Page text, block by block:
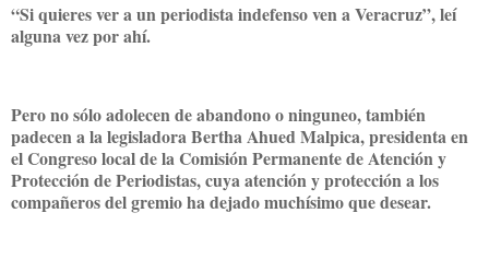
“Si quieres ver a un periodista indefenso ven a Veracruz”, leí
alguna vez por ahí.
Pero no sólo adolecen de abandono o ninguneo, también
padecen a la legisladora Bertha Ahued Malpica, presidenta en
el Congreso local de la Comisión Permanente de Atención y
Protección de Periodistas, cuya atención y protección a los
compañeros del gremio ha dejado muchísimo que desear.